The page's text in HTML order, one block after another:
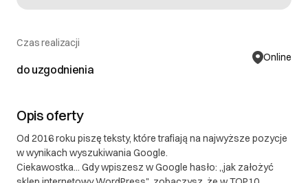
Czas realizacji
do uzgodnienia
Online
Opis oferty
Od 2016 roku piszę teksty, które trafiają na najwyższe pozycje
w wynikach wyszukiwania Google.
Ciekawostka... Gdy wpiszesz w Google hasło: „jak założyć